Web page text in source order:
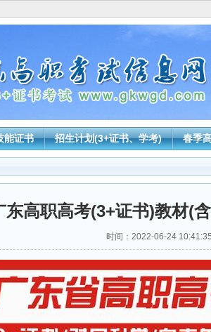
能证书 招生计划(3+证书、学考) 春季
东高职高考(3+证书)教材(
时间：2022-06-24 10:41:35